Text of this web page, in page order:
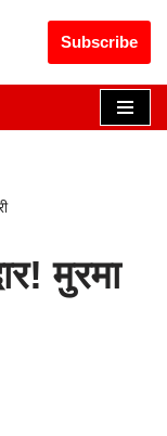
Subscribe
मुरमा
Got it!